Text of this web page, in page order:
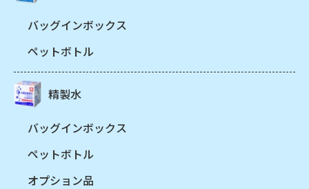
バッグインボックス
ペットボトル
精製水
バッグインボックス
ペットボトル
オプション品